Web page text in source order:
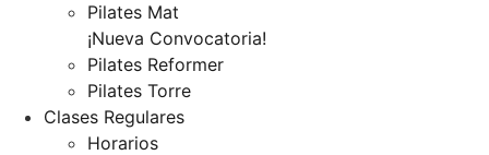
Pilates Mat
¡Nueva Convocatoria!
Pilates Reformer
Pilates Torre
Clases Regulares
Horarios